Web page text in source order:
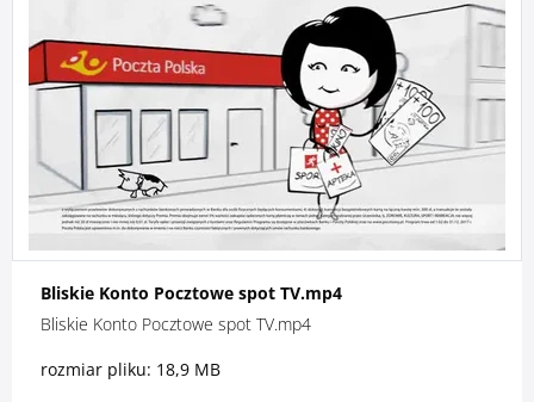
Bliskie Konto Pocztowe spot TV.mp4
Bliskie Konto Pocztowe spot TV.mp4
rozmiar pliku: 18,9 MB